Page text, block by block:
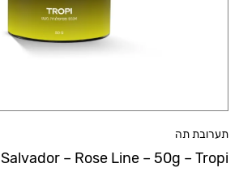
תערובת תה
Salvador – Rose Line – 50g – Tropi